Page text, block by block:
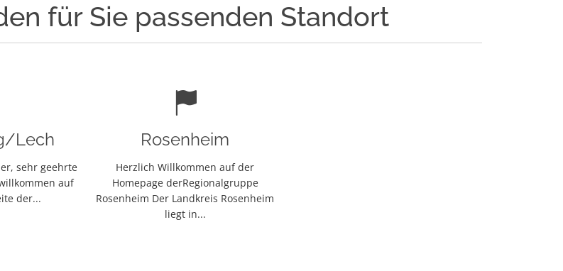
für Sie passenden Standort
Lech
sehr geehrte
auf
der...
Rosenheim
Herzlich Willkommen auf der
Homepage derRegionalgruppe
Rosenheim Der Landkreis Rosenheim
liegt in...